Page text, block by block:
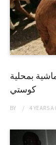
بمحلية
كوستي
BY 4 YEARS